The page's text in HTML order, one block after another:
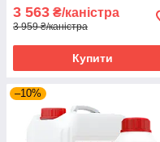
3 563 ₴/каністра
3 959 ₴/каністра
Купити
–10%